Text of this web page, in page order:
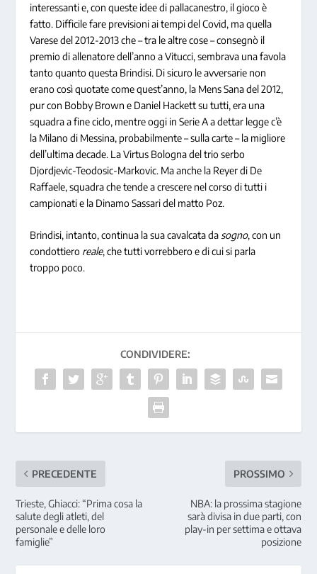
interessanti e, con queste idee di pallacanestro, il gioco è
fatto. Difficile fare previsioni ai tempi del Covid, ma quella
Varese del 2012-2013 che – tra le altre cose – consegnò il
premio di allenatore dell’anno a Vitucci, sembrava una favola
tanto quanto questa Brindisi. Di sicuro le avversarie non
erano così quotate come quest’anno, la Mens Sana del 2012,
pur con Bobby Brown e Daniel Hackett su tutti, era una
squadra a fine ciclo, mentre oggi in Serie A a dettar legge c’è
la Milano di Messina, probabilmente – sulla carte – la migliore
dell’ultima decade. La Virtus Bologna del trio serbo
Djordjevic-Teodosic-Markovic. Ma anche la Reyer di De
Raffaele, squadra che tende a crescere nel corso di tutti i
campionati e la Dinamo Sassari del matto Poz.
Brindisi, intanto, continua la sua cavalcata da sogno, con un
condottiero reale, che tutti vorrebbero e di cui si parla
troppo poco.
CONDIVIDERE:
PRECEDENTE
Trieste, Ghiacci: “Prima cosa la
salute degli atleti, del
personale e delle loro
famiglie”
PROSSIMO
NBA: la prossima stagione
sarà divisa in due parti, con
play-in per settima e ottava
posizione